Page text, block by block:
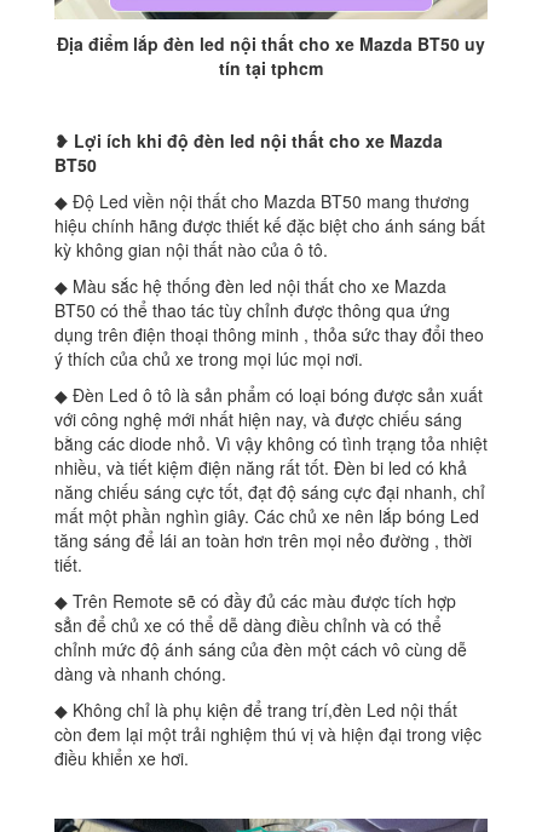
Địa điểm lắp đèn led nội thất cho xe Mazda BT50 uy
tín tại tphcm
❥ Lợi ích khi độ đèn led nội thất cho xe Mazda
BT50
◆ Độ Led viền nội thất cho Mazda BT50 mang thương
hiệu chính hãng được thiết kế đặc biệt cho ánh sáng bất
kỳ không gian nội thất nào của ô tô.
◆ Màu sắc hệ thống đèn led nội thất cho xe Mazda
BT50 có thể thao tác tùy chỉnh được thông qua ứng
dụng trên điện thoại thông minh , thỏa sức thay đổi theo
ý thích của chủ xe trong mọi lúc mọi nơi.
◆ Đèn Led ô tô là sản phẩm có loại bóng được sản xuất
với công nghệ mới nhất hiện nay, và được chiếu sáng
bằng các diode nhỏ. Vì vậy không có tình trạng tỏa nhiệt
nhiều, và tiết kiệm điện năng rất tốt. Đèn bi led có khả
năng chiếu sáng cực tốt, đạt độ sáng cực đại nhanh, chỉ
mất một phần nghìn giây. Các chủ xe nên lắp bóng Led
tăng sáng để lái an toàn hơn trên mọi nẻo đường , thời
tiết.
◆ Trên Remote sẽ có đầy đủ các màu được tích hợp
sẳn để chủ xe có thể dễ dàng điều chỉnh và có thể
chỉnh mức độ ánh sáng của đèn một cách vô cùng dễ
dàng và nhanh chóng.
◆ Không chỉ là phụ kiện để trang trí,đèn Led nội thất
còn đem lại một trải nghiệm thú vị và hiện đại trong việc
điều khiển xe hơi.